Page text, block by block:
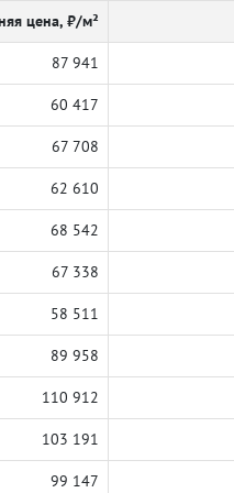
цена, ₽/м²
87 941
60 417
67 708
62 610
68 542
67 338
58 511
89 958
110 912
103 191
99 147